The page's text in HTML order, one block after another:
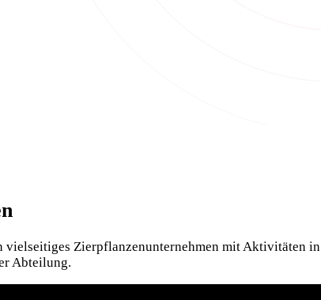
vielseitiges Zierpflanzenunternehmen mit Aktivitäten
Abteilung.